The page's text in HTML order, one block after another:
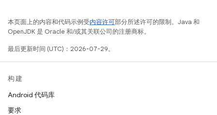
本页面上的内容和代码示例受内容许可部分所述许可的限制。Java 和
OpenJDK 是 Oracle 和/或其关联公司的注册商标。
最后更新时间 (UTC)：2026-07-29。
构建
Android 代码库
要求